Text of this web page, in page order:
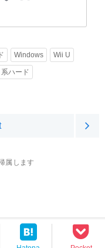
Windows Wii U
ハード
属します